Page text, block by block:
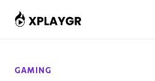
στο
περιεχόμενο
GAMING